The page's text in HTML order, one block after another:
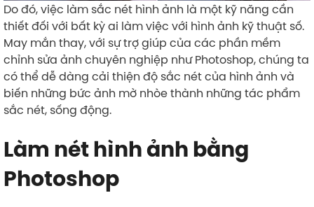
Do đó, việc làm sắc nét hình ảnh là một kỹ năng cần
thiết đối với bất kỳ ai làm việc với hình ảnh kỹ thuật số.
May mắn thay, với sự trợ giúp của các phần mềm
chỉnh sửa ảnh chuyên nghiệp như Photoshop, chúng ta
có thể dễ dàng cải thiện độ sắc nét của hình ảnh và
biến những bức ảnh mờ nhòe thành những tác phẩm
sắc nét, sống động.
Làm nét hình ảnh bằng
Photoshop